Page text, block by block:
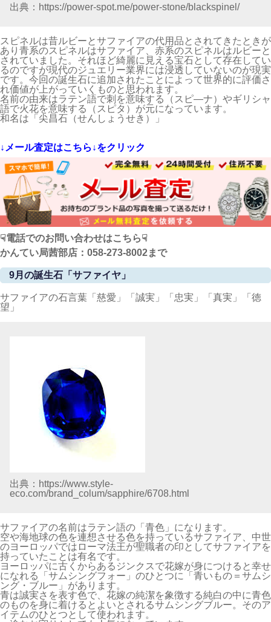
出典：https://power-spot.me/power-stone/blackspinel/
スピネルは昔ルビーとサファイアの代用品とされてきたときが
あり青系のスピネルはサファイア、赤系のスピネルはルビーと
されていました。それほど綺麗に見える宝石として存在してい
るのですが現代のジュエリー業界には浸透していないのが現実
です。今回の誕生石に追加されたことによって世界的に評価さ
れ価値が上がっていくものと思われます。
名前の由来はラテン語で刺を意味する（スピ―ナ）やギリシャ
語で火花を意味する（スピタ）が元になっています。
和名は「尖昌石（せんしょうせき）」
↓メール査定はこちら↓をクリック
☟電話でのお問い合わせはこちら☟
かんてい局茜部店：058-273-8002まで
9月の誕生石「サファイヤ」
サファイアの石言葉「慈愛」「誠実」「忠実」「真実」「徳
望」
出典：https://www.style-
eco.com/brand_colum/sapphire/6708.html
サファイアの名前はラテン語の「青色」になります。
空や海地球の色を連想させる色を持っているサファイア、中世
のヨーロッパではローマ法王が聖職者の印としてサファイアを
持っていたことは有名です。
ヨーロッパに古くからあるジンクスで花嫁が身につけると幸せ
になれる「サムシングフォー」のひとつに「青いもの＝サムシ
ング・ブルー」があります。
青は誠実さを表す色で、花嫁の純潔を象徴する純白の中に青色
のものを身に着けるとよいとされるサムシングブルー。そのア
イテムのひとつとして使われます。